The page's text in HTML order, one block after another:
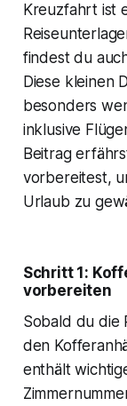
Kreuzfahrt ist
findest du
Diese kleinen
besonders
inklusive
Beitrag
vorbereitest,
Urlaub zu
Schritt 1:
vorbereiten
Sobald du die
den
enthält